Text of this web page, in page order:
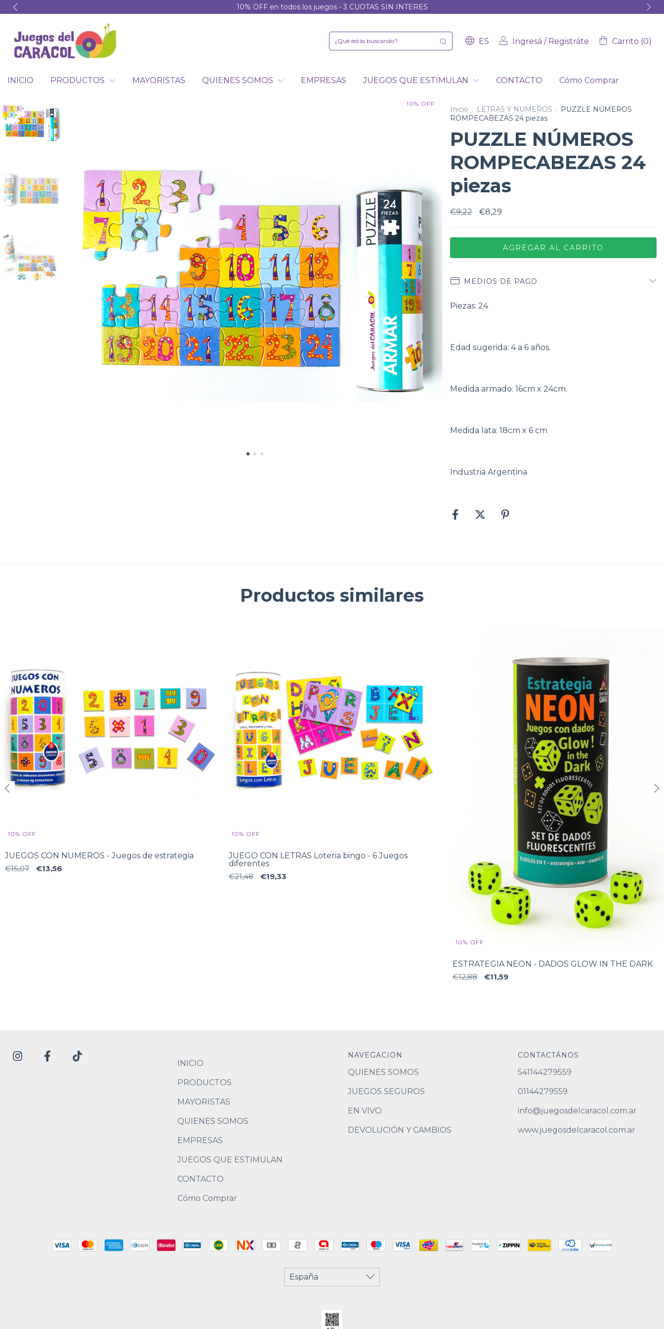
10% OFF en todos los juegos - 3 CUOTAS SIN INTERES
ES Ingresá / Registráte Carrito (0)
INICIO PRODUCTOS MAYORISTAS QUIENES SOMOS EMPRESAS JUEGOS QUE ESTIMULAN CONTACTO Cómo Comprar
10% OFF
Inicio . LETRAS Y NUMEROS . PUZZLE NÚMEROS
ROMPECABEZAS 24 piezas
PUZZLE NÚMEROS
ROMPECABEZAS 24
piezas
€9,22 €8,29
MEDIOS DE PAGO
Piezas: 24
Edad sugerida: 4 a 6 años.
Medida armado: 16cm x 24cm.
Medida lata: 18cm x 6 cm
Industria Argentina
Productos similares
10% OFF
JUEGOS CON NUMEROS - Juegos de estrategia
€15,07
€13,56
10% OFF
JUEGO CON LETRAS Loteria bingo - 6 Juegos
diferentes
€21,48
€19,33
10% OFF
ESTRATEGIA NEON - DADOS GLOW IN THE DARK
€12,88
€11,59
INICIO
PRODUCTOS
MAYORISTAS
QUIENES SOMOS
EMPRESAS
JUEGOS QUE ESTIMULAN
CONTACTO
Cómo Comprar
NAVEGACION
QUIENES SOMOS
JUEGOS SEGUROS
EN VIVO
DEVOLUCIÓN Y CAMBIOS
CONTACTÁNOS
541144279559
01144279559
info@juegosdelcaracol.com.ar
www.juegosdelcaracol.com.ar